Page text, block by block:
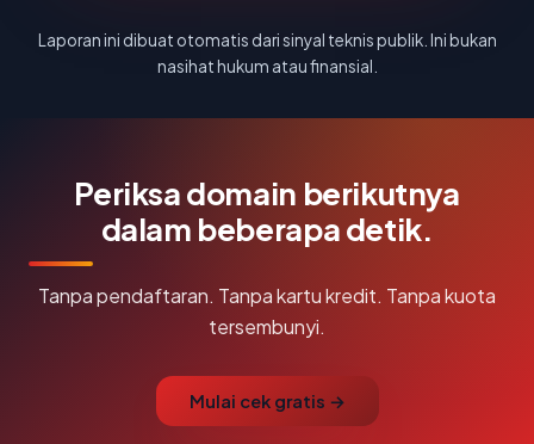
Laporan ini dibuat otomatis dari sinyal teknis publik. Ini bukan
nasihat hukum atau finansial.
Periksa domain berikutnya
dalam beberapa detik.
Tanpa pendaftaran. Tanpa kartu kredit. Tanpa kuota
tersembunyi.
Mulai cek gratis →